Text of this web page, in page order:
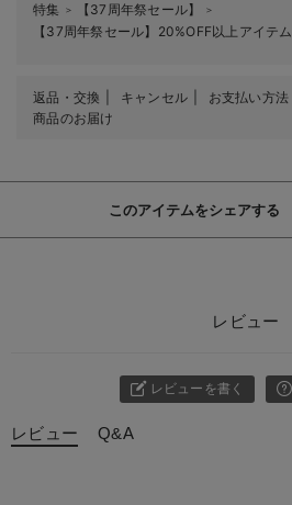
特集
＞ 【37周年祭セール】 ＞
【37周年祭セール】20%OFF以上アイテム
返品・交換 キャンセル お支払い方法
商品のお届け
このアイテムをシェアする
レビュー
レビューを書く
レビュー Q&A